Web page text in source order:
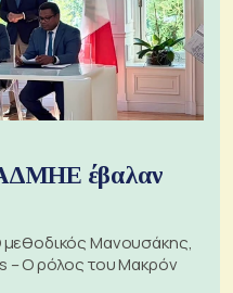
ΑΔΜΗΕ έβαλαν
μεθοδικός Μανουσάκης,
– Ο ρόλος του Μακρόν